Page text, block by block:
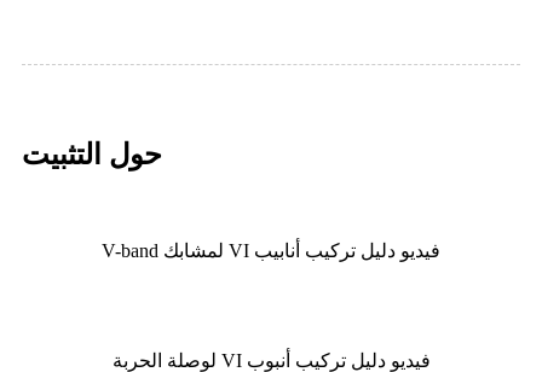
حول التثبيت
فيديو دليل تركيب أنابيب VI لمشابك V-band
فيديو دليل تركيب أنبوب VI لوصلة الحربة